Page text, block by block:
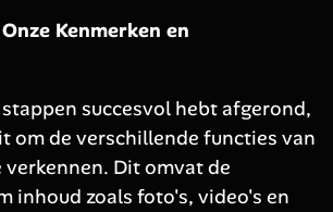
Kenmerken en
stappen succesvol hebt afgerond,
om de verschillende functies van
Dit omvat de
inhoud zoals foto's, video's en